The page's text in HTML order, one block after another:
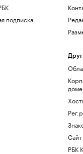
подписка
РБК